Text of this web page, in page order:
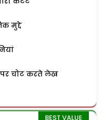
मुद्दे
चोट करते लेख